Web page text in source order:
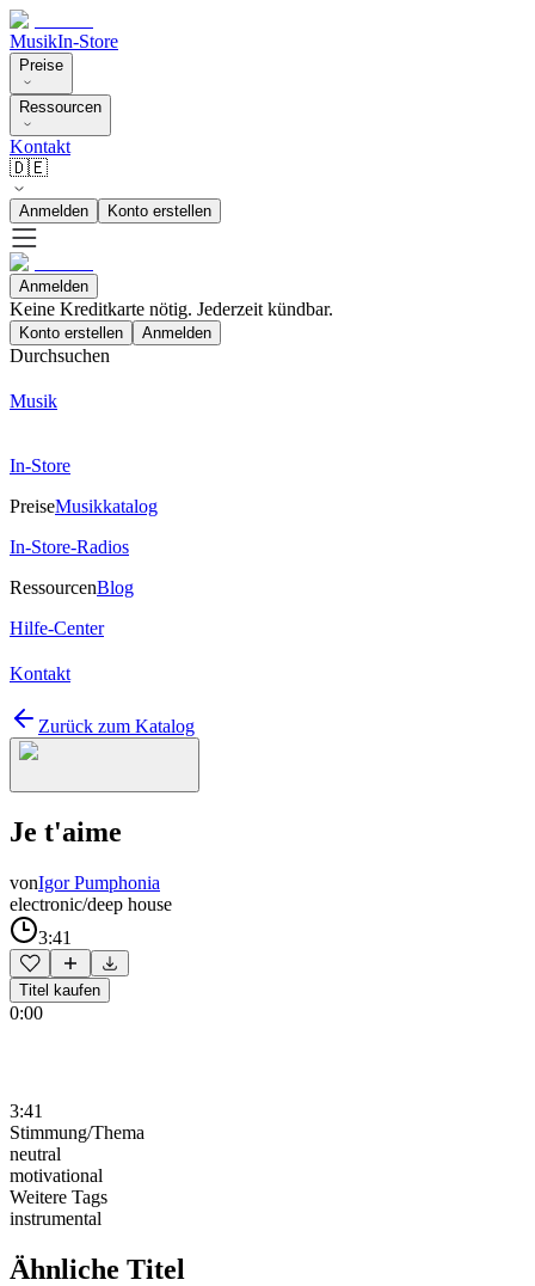
MusikIn-Store
Preise
Ressourcen
Kontakt
🇩🇪
Anmelden Konto erstellen
Anmelden
Keine Kreditkarte nötig. Jederzeit kündbar.
Konto erstellen Anmelden
Durchsuchen
Musik
In-Store
PreiseMusikkatalog
In-Store-Radios
RessourcenBlog
Hilfe-Center
Kontakt
Zurück zum Katalog
Je t'aime
vonIgor Pumphonia
electronic/deep house
3:41
Titel kaufen
0:00
3:41
Stimmung/Thema
neutral
motivational
Weitere Tags
instrumental
Ähnliche Titel